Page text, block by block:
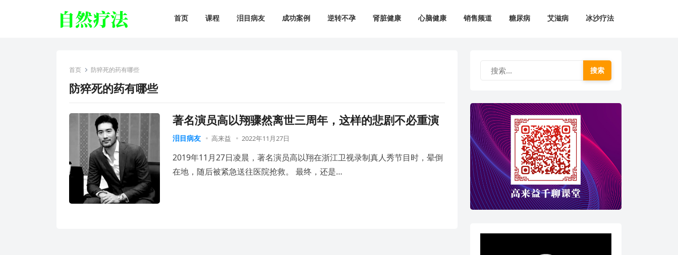
首页 课程 泪目病友 成功案例 逆转不孕 肾脏健康 心脑健康 销售频道 糖尿病 艾滋病 冰沙疗法
首页 防猝死的药有哪些
防猝死的药有哪些
著名演员高以翔骤然离世三周年，这样的悲剧不必重演
泪目病友 高来益 2022年11月27日
2019年11月27日凌晨，著名演员高以翔在浙江卫视录制真人秀节目时，晕倒
在地，随后被紧急送往医院抢救。 最终，还是…
搜索